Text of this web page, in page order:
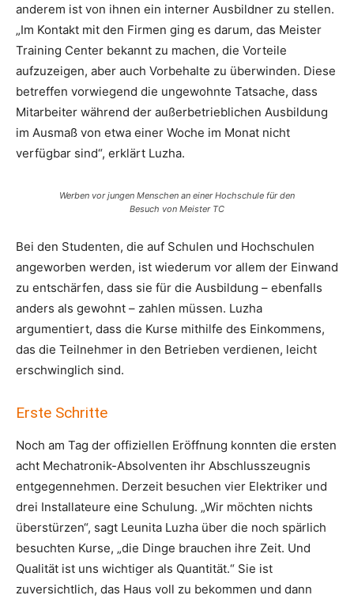
anderem ist von ihnen ein interner Ausbildner zu stellen.
„Im Kontakt mit den Firmen ging es darum, das Meister
Training Center bekannt zu machen, die Vorteile
aufzuzeigen, aber auch Vorbehalte zu überwinden. Diese
betreffen vorwiegend die ungewohnte Tatsache, dass
Mitarbeiter während der außerbetrieblichen Ausbildung
im Ausmaß von etwa einer Woche im Monat nicht
verfügbar sind“, erklärt Luzha.
Werben vor jungen Menschen an einer Hochschule für den
Besuch von Meister TC
Bei den Studenten, die auf Schulen und Hochschulen
angeworben werden, ist wiederum vor allem der Einwand
zu entschärfen, dass sie für die Ausbildung – ebenfalls
anders als gewohnt – zahlen müssen. Luzha
argumentiert, dass die Kurse mithilfe des Einkommens,
das die Teilnehmer in den Betrieben verdienen, leicht
erschwinglich sind.
Erste Schritte
Noch am Tag der offiziellen Eröffnung konnten die ersten
acht Mechatronik-Absolventen ihr Abschlusszeugnis
entgegennehmen. Derzeit besuchen vier Elektriker und
drei Installateure eine Schulung. „Wir möchten nichts
überstürzen“, sagt Leunita Luzha über die noch spärlich
besuchten Kurse, „die Dinge brauchen ihre Zeit. Und
Qualität ist uns wichtiger als Quantität.“ Sie ist
zuversichtlich, das Haus voll zu bekommen und dann